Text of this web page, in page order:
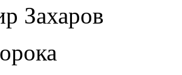
Захаров